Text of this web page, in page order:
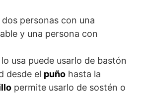
personas con una
y una persona con
usa puede usarlo de bastón
desde el puño hasta la
permite usarlo de sostén o